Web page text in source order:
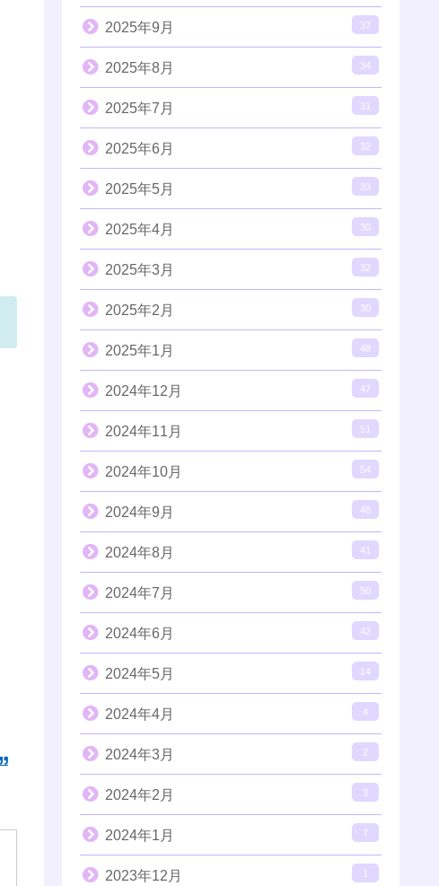
2025年9月 37
2025年8月 34
2025年7月 31
2025年6月 32
2025年5月 33
2025年4月 30
2025年3月 32
2025年2月 30
2025年1月 48
2024年12月 47
2024年11月 51
2024年10月 54
2024年9月 48
2024年8月 41
2024年7月 50
2024年6月 42
2024年5月 14
2024年4月 4
2024年3月 2
2024年2月 3
2024年1月 7
2023年12月 1